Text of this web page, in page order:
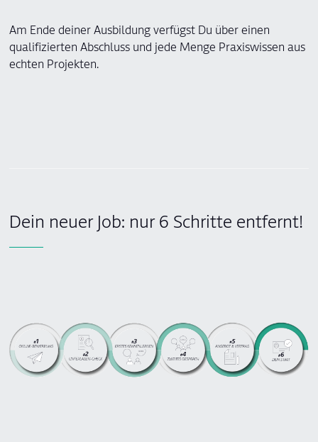
Am Ende deiner Ausbildung verfügst Du über einen
qualifizierten Abschluss und jede Menge Praxiswissen aus
echten Projekten.
Dein neuer Job: nur 6 Schritte entfernt!